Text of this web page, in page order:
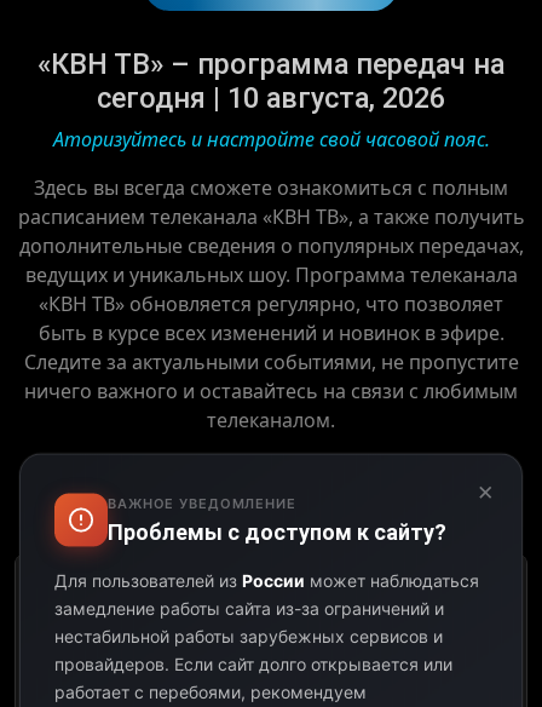
«КВН ТВ» – программа передач на
сегодня | 10 августа, 2026
Аторизуйтесь и настройте свой часовой пояс.
Здесь вы всегда сможете ознакомиться с полным
расписанием телеканала «КВН ТВ», а также получить
дополнительные сведения о популярных передачах,
ведущих и уникальных шоу. Программа телеканала
«КВН ТВ» обновляется регулярно, что позволяет
быть в курсе всех изменений и новинок в эфире.
Следите за актуальными событиями, не пропустите
ничего важного и оставайтесь на связи с любимым
телеканалом.
Выберите дату:
К сожалению, этот
телеканал не
предоставил свою
программу передач на
выбранную дату.
×
ВАЖНОЕ УВЕДОМЛЕНИЕ
Проблемы с доступом к сайту?
Для пользователей из России может наблюдаться
замедление работы сайта из-за ограничений и
нестабильной работы зарубежных сервисов и
провайдеров. Если сайт долго открывается или
работает с перебоями, рекомендуем